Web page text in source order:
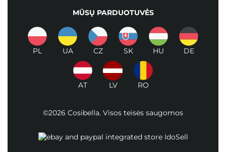
MŪSŲ PARDUOTUVĖS
PL UA CZ SK HU DE
AT LV RO
©2026 Cosibella. Visos teisės saugomos